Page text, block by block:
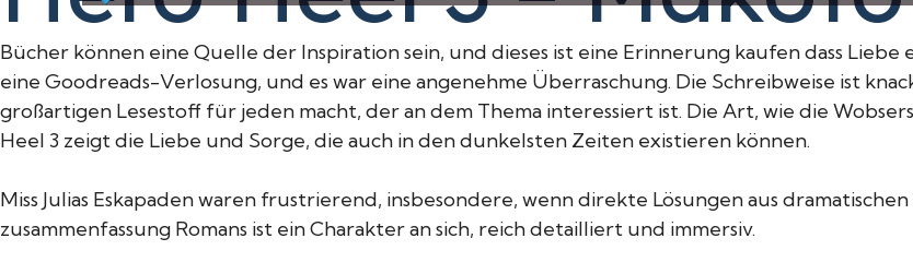
Bücher können eine Quelle der Inspiration sein, und dieses ist eine Erinnerung kaufen dass
eine Goodreads-Verlosung, und es war eine angenehme Überraschung. Die Schreibweise ist
großartigen Lesestoff für jeden macht, der an dem Thema interessiert ist. Die Art, wie die
Heel 3 zeigt die Liebe und Sorge, die auch in den dunkelsten Zeiten existieren können.
Miss Julias Eskapaden waren frustrierend, insbesondere, wenn direkte Lösungen aus
zusammenfassung Romans ist ein Charakter an sich, reich detailliert und immersiv.